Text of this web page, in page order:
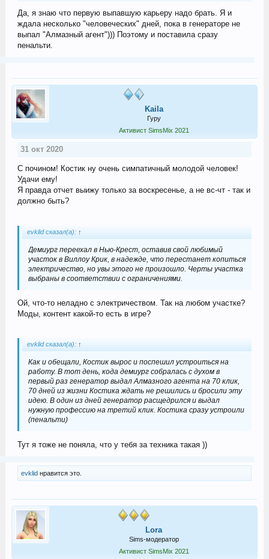
Да, я знаю что первую выпавшую карьеру надо брать. Я и
ждала несколько "человеческих" дней, пока в генераторе не
выпал "Алмазный агент"))) Поэтому и поставила сразу
пенальти.
Kaila
Гуру
Активист SimsMix 2021
31 окт 2020
С почином! Костик ну очень симпатичный молодой человек!
Удачи ему!
Я правда отчет выижу только за воскресенье, а не вс-чт - так и
должно быть?
evklid сказал(а): ↑
Демиург переехал в Нью-Крест, оставив свой любимый
участок в Виллоу Крик, в надежде, что перестанет копиться
электричество, но увы этого не произошло. Черты участка
выбраны в соответствии с ограничениями.
Ой, что-то неладно с электричеством. Так на любом участке?
Моды, контент какой-то есть в игре?
evklid сказал(а): ↑
Как и обещали, Костик вырос и поспешил устроиться на
работу. В тот день, кода демиург собралась с духом в
первый раз генератор выдал Алмазного агента на 70 клик,
70 дней из жизни Костика ждать не решились и бросили эту
идею. В один из дней генератор расщедрился и выдал
нужную профессию на третий клик. Костика сразу устроили
(пенальти)
Тут я тоже не поняла, что у тебя за техника такая ))
evklidнравится это.
Lora
Sims-модератор
Активист SimsMix 2021